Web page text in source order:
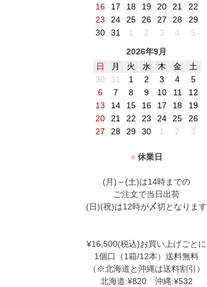
16
17 18 19 20 21
22
23
24 25 26 27 28
29
30
31 1 2 3 4
5
2026年9月
日
月 火 水 木 金
土
30
31 1 2 3 4
5
6
7 8 9 10 11
12
13
14 15 16 17 18
19
20
21 22 23 24 25
26
27
28 29 30 1 2 3
■ 休業日
(月)～(土)は14時までの
ご注文で当日出荷
(日)(祝)は12時が〆切となります
¥16,500(税込)お買い上げごとに
1個口（1箱/12本）送料無料
（※北海道と沖縄は送料割引）
北海道:¥820 沖縄:¥532